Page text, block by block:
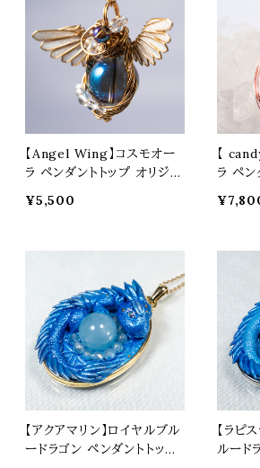
【Angel Wing】コスモオー
ラ ペンダントトップ オリジナ
ーストーン dwa0020
¥5,500
【
ラ ペン
ースト
【アクアマリン】ロイヤルブル
ードラゴン ペンダントトップ
【ラピ
ルード